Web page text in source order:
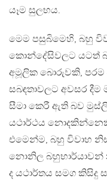
යෑම සුලභය.
මෙම පසුබිමෙහි, බහු
කොන්දේසිවලට යටත්
අමූලික බොරුවකි, පරම
සබඳතාවලට අවසර දීම
සීමා කෙරී ඇති බව
යථාර්ථය
එමෙන්ම, බහු විවාහ
නොනිල බහුභාර්යාවන්
ද යථාර්තය සමග